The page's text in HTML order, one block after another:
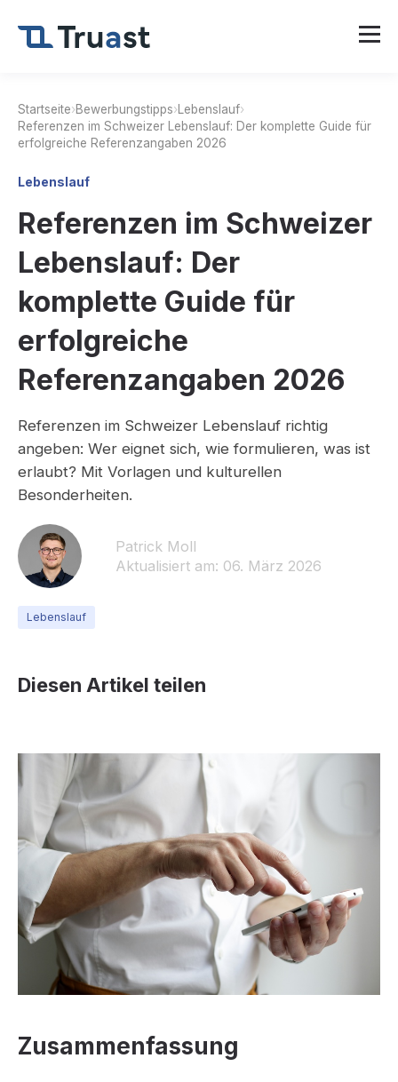
Startseite›Bewerbungstipps› Lebenslauf›
Referenzen im Schweizer Lebenslauf: Der komplette Guide für
erfolgreiche Referenzangaben 2026
Lebenslauf
Referenzen im Schweizer
Lebenslauf: Der
komplette Guide für
erfolgreiche
Referenzangaben 2026
Referenzen im Schweizer Lebenslauf richtig
angeben: Wer eignet sich, wie formulieren, was ist
erlaubt? Mit Vorlagen und kulturellen
Besonderheiten.
Patrick Moll
Aktualisiert am: 06. März 2026
Lebenslauf
Diesen Artikel teilen
Zusammenfassung